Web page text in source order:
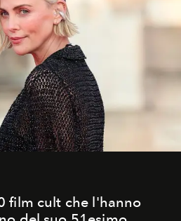
film cult che l'hanno